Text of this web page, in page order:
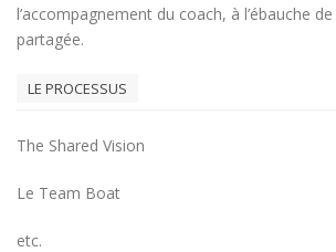
l’accompagnement du coach, à l’ébauche
partagée.
LE PROCESSUS
The Shared Vision
Le Team Boat
etc.